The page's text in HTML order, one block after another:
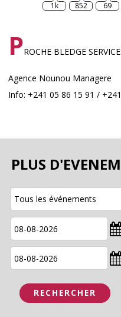
1k 852 69
PROCHE BLEDGE
Agence Nounou Managere
Info: +241 05 86 15 91 /
PLUS